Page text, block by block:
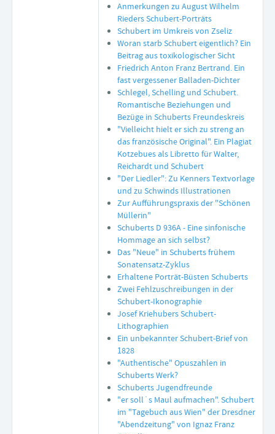
Anmerkungen zu August Wilhelm
Rieders Schubert-Porträts
Schubert im Umkreis von Zseliz
Woran starb Schubert eigentlich? Ein
Beitrag aus toxikologischer Sicht
Friedrich Anton Franz Bertrand. Ein
fast vergessener Balladen-Dichter
Schlegel, Schelling und Schubert.
Romantische Beziehungen und
Bezüge in Schuberts Freundeskreis
"Vielleicht hielt er sich zu streng an
das französische Original". Ein Plagiat
Kotzebues als Libretto für Walter,
Reichardt und Schubert
"Der Liedler": Zu Kenners Textvorlage
und zu Schwinds Illustrationen
Zur Aufführungspraxis der "Schönen
Müllerin"
Schuberts D 936A - Eine sinfonische
Hommage an sich selbst?
Das "Neue" in Schuberts frühem
Sonatensatz-Zyklus
Erhaltene Porträt-Büsten Schuberts
Zwei Fehlzuschreibungen in der
Schubert-Ikonographie
Josef Kriehubers Schubert-
Lithographien
Ein unbekannter Schubert-Brief von
1828
"Authentische" Opuszahlen in
Schuberts Werk?
Schuberts Jugendfreunde
"er soll´s Maul aufmachen". Schubert
im "Tagebuch aus Wien" der Dresdner
"Abendzeitung" von Ignaz Franz